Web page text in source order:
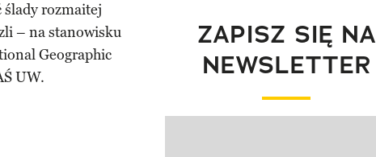
ślady rozmaitej
– na stanowisku
Geographic
UW.
ZAPISZ SIĘ NA
NEWSLETTER